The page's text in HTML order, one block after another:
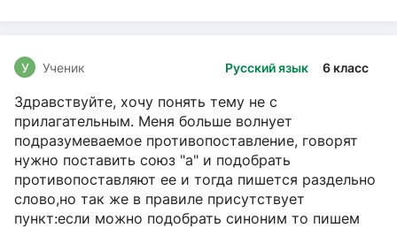
Русский язык 6 класс
У Ученик
Здравствуйте, хочу понять тему не с
прилагательным. Меня больше волнует
подразумеваемое противопоставление, говорят
нужно поставить союз "а" и подобрать
противопоставляют ее и тогда пишется раздельно
слово,но так же в правиле присутствует
пункт:если можно подобрать синоним то пишем